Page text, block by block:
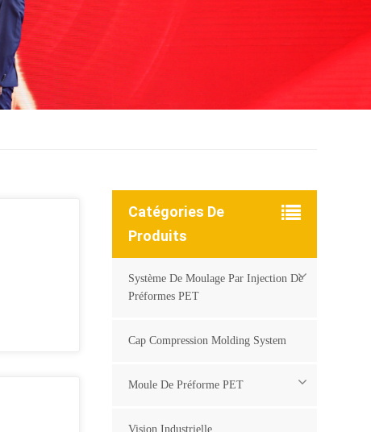
Catégories De
Produits
Système De Moulage Par Injection De
Préformes PET
Cap Compression Molding System
Moule De Préforme PET
Vision Industrielle